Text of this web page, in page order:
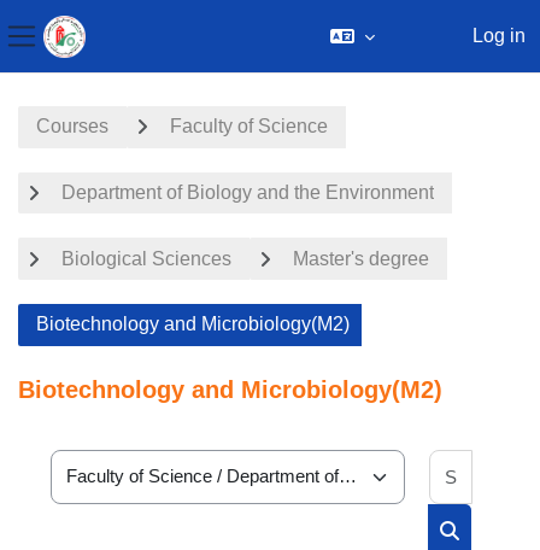
Side panel
Log in
Courses Faculty of Science
Department of Biology and the Environment
Biological Sciences Master's degree
Biotechnology and Microbiology(M2)
Biotechnology and Microbiology(M2)
Course categories